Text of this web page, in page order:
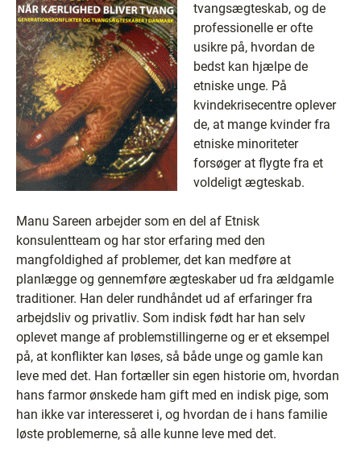
tvangsægteskab, og de
professionelle er ofte
usikre på, hvordan de
bedst kan hjælpe de
etniske unge. På
kvindekrisecentre oplever
de, at mange kvinder fra
etniske minoriteter
forsøger at flygte fra et
voldeligt ægteskab.
Manu Sareen arbejder som en del af Etnisk
konsulentteam og har stor erfaring med den
mangfoldighed af problemer, det kan medføre at
planlægge og gennemføre ægteskaber ud fra ældgamle
traditioner. Han deler rundhåndet ud af erfaringer fra
arbejdsliv og privatliv. Som indisk født har han selv
oplevet mange af problemstillingerne og er et eksempel
på, at konflikter kan løses, så både unge og gamle kan
leve med det. Han fortæller sin egen historie om, hvordan
hans farmor ønskede ham gift med en indisk pige, som
han ikke var interesseret i, og hvordan de i hans familie
løste problemerne, så alle kunne leve med det.